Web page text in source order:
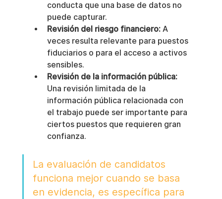
conducta que una base de datos no
puede capturar.
Revisión del riesgo financiero: A
veces resulta relevante para puestos
fiduciarios o para el acceso a activos
sensibles.
Revisión de la información pública:
Una revisión limitada de la
información pública relacionada con
el trabajo puede ser importante para
ciertos puestos que requieren gran
confianza.
La evaluación de candidatos
funciona mejor cuando se basa
en evidencia, es específica para